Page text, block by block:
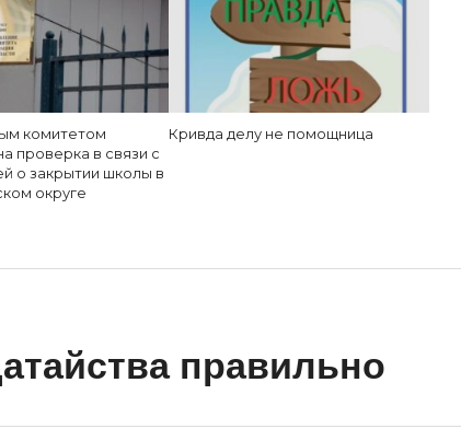
комитетом
проверка в связи с
о закрытии школы в
округе
Кривда делу не помощница
правильно